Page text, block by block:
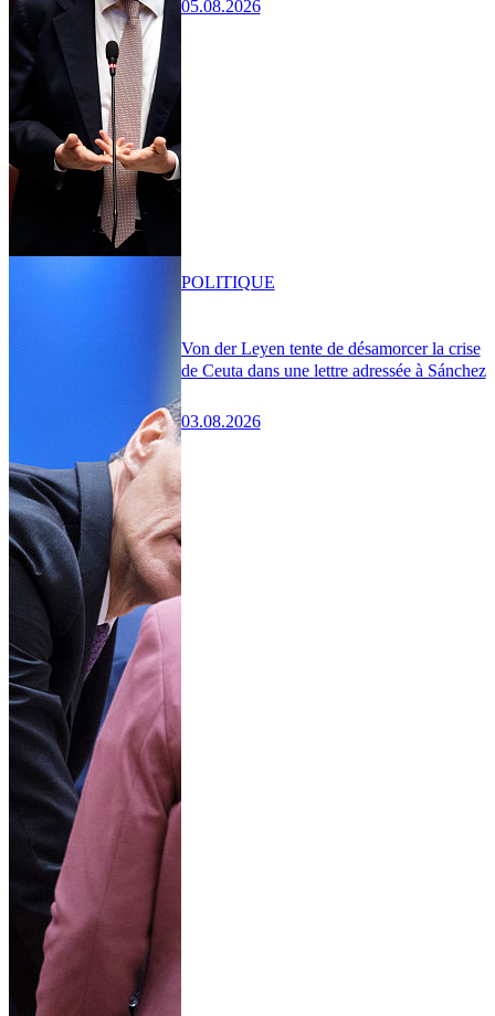
05.08.2026
Von der Leyen tente de désamorcer la crise
de Ceuta dans une lettre adressée à Sánchez
03.08.2026
POLITIQUE